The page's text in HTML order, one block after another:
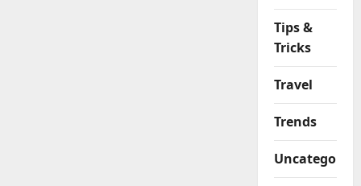
Tips &
Tricks
Travel
Trends